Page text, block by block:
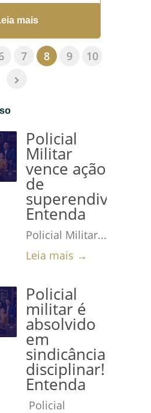
com
que
no
compra....
mais
7 8 9 10
Policial
Militar
vence ação
de
Entenda
Policial Militar...
Leia mais →
Policial
militar é
absolvido
em
sindicância
disciplinar!
Entenda
Policial